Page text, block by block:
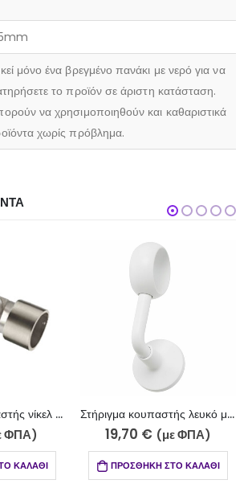
μόνο ένα βρεγμένο πανάκι με νερό για να
το προϊόν σε άριστη κατάσταση.
να χρησιμοποιηθούν και καθαριστικά
χωρίς πρόβλημα.
Σύνδεσμος κουπαστής νίκελ 056-500/2
ΦΠΑ)
ΚΑΛΆΘΙ
Στήριγμα κουπαστής λευκό ματ 010-500
19,70 € (με ΦΠΑ)
ΠΡΟΣΘΉΚΗ ΣΤΟ ΚΑΛΆΘΙ